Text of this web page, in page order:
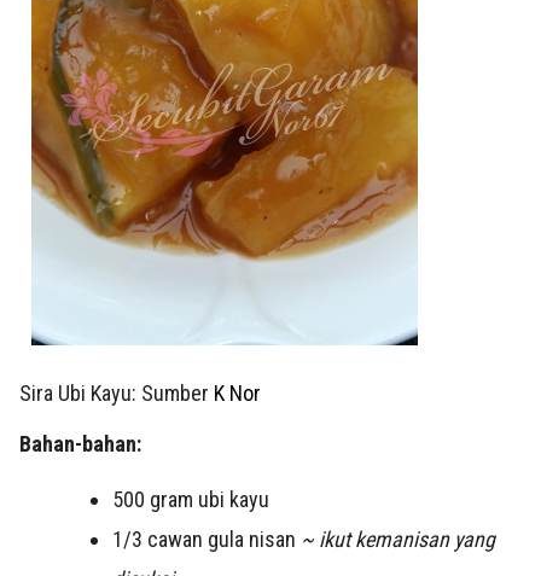
Sira Ubi Kayu: Sumber K Nor
Bahan-bahan:
500 gram ubi kayu
1/3 cawan gula nisan ~ ikut kemanisan yang